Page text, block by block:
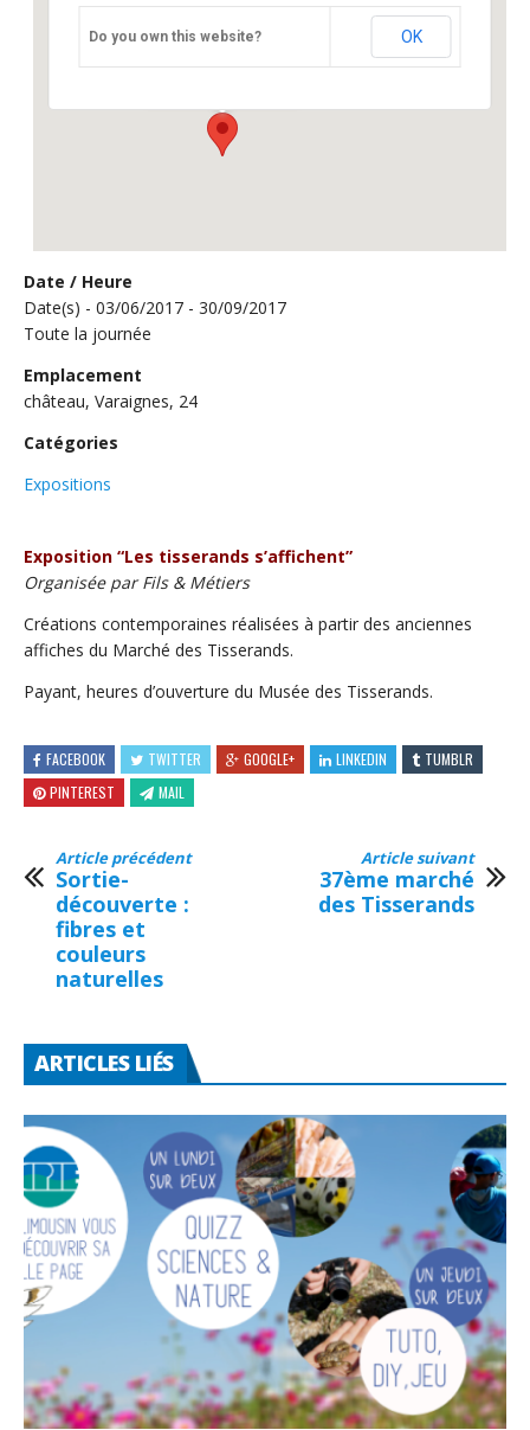
château, Varaignes, 24
Événements
Do you own this website? OK
Date / Heure
Date(s) - 03/06/2017 - 30/09/2017
Toute la journée
Emplacement
château, Varaignes, 24
Catégories
Expositions
Exposition “Les tisserands s’affichent”
Organisée par Fils & Métiers
Créations contemporaines réalisées à partir des anciennes
affiches du Marché des Tisserands.
Payant, heures d’ouverture du Musée des Tisserands.
FACEBOOK TWITTER GOOGLE+ LINKEDIN
TUMBLR
PINTEREST
MAIL
Article précédent
Sortie-
découverte :
fibres et
couleurs
naturelles
Article suivant
37ème marché
des Tisserands
ARTICLES LIÉS